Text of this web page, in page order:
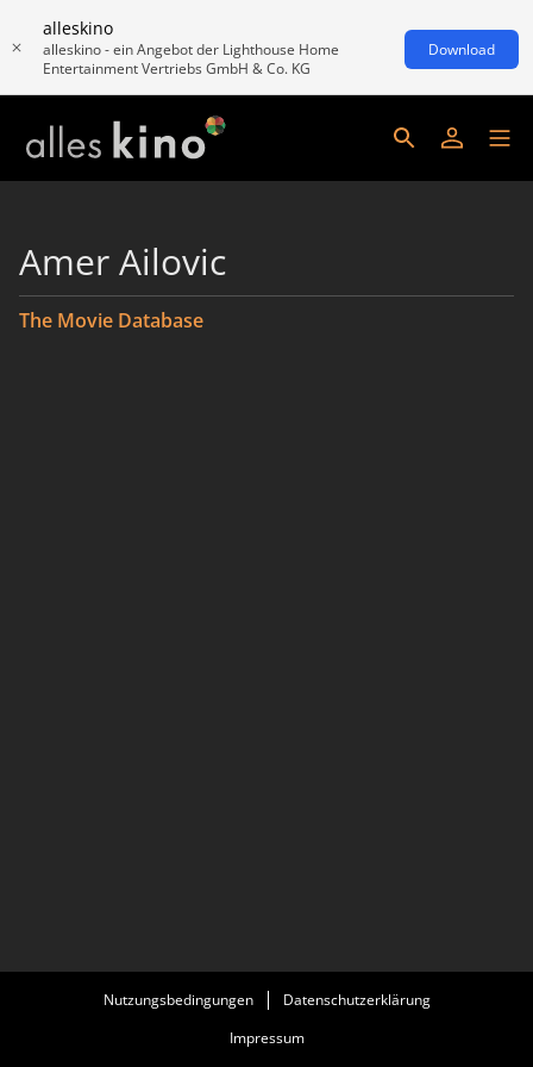
alleskino
alleskino - ein Angebot der Lighthouse Home
Entertainment Vertriebs GmbH & Co. KG
Download
Amer Ailovic
The Movie Database
Nutzungsbedingungen
Datenschutzerklärung
Impressum